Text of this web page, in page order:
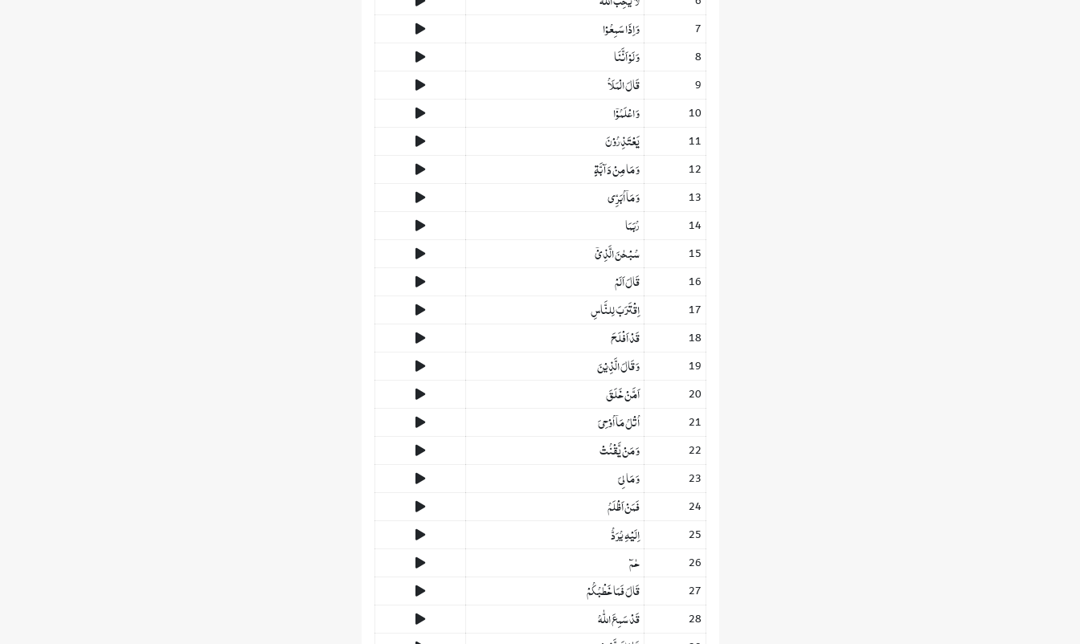
7 وَ اِذَا سَمِعُوۡا
8 وَ لَوۡ اَنَّنَا
9 قَالَ الۡمَلَاُ
10 وَ اعۡلَمُوۡۤا
11 یَعۡتَذِرُوۡنَ
12 وَ مَا مِنۡ دَآبَّۃٍ
13 وَ مَاۤ اُبَرِّی
14 رُبَمَا
15 سُبۡحٰنَ الَّذِیۡۤ
16 قَالَ اَلَمۡ
17 اِقۡتَرَبَ لِلنَّاسِ
18 قَدۡ اَفۡلَحَ
19 وَ قَالَ الَّذِیۡنَ
20 اَمَّنۡ خَلَقَ
21 اُتۡلُ مَاۤ اُوۡحِیَ
22 وَ مَنۡ یَّقۡنُتۡ
23 وَ مَا لِیَ
24 فَمَنۡ اَظۡلَمُ
25 اِلَیۡہِ یُرَدُّ
26 حٰمٓ
27 قَالَ فَمَا خَطۡبُکُمۡ
28 قَدۡ سَمِعَ اللّٰہُ